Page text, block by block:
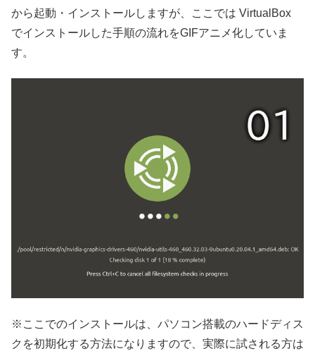
から起動・インストールしますが、ここでは VirtualBox
でインストールした手順の流れをGIFアニメ化していま
す。
※ここでのインストールは、パソコン搭載のハードディス
クを初期化する方法になりますので、実際に試される方は